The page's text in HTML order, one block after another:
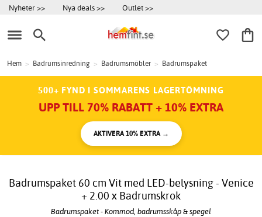
Nyheter >> Nya deals >> Outlet >>
Hem > Badrumsinredning > Badrumsmöbler > Badrumspaket
500+ FYND I SOMMARENS LAGERTÖMNING
UPP TILL 70% RABATT + 10% EXTRA
AKTIVERA 10% EXTRA →
Badrumspaket 60 cm Vit med LED-belysning - Venice
+ 2.00 x Badrumskrok
Badrumspaket - Kommod, badrumsskåp & spegel